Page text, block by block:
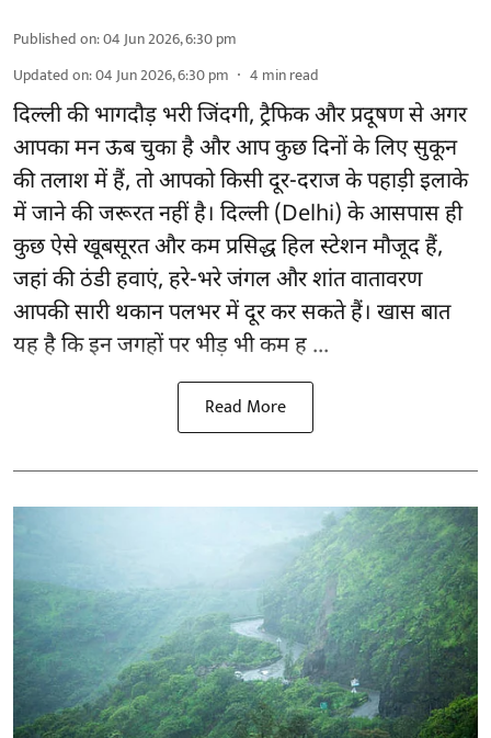
Published on:04 Jun 2026, 6:30 pm
Updated on:04 Jun 2026, 6:30 pm 4 min read
दिल्ली की भागदौड़ भरी जिंदगी, ट्रैफिक और प्रदूषण से अगर
आपका मन ऊब चुका है और आप कुछ दिनों के लिए सुकून
की तलाश में हैं, तो आपको किसी दूर-दराज के पहाड़ी इलाके
में जाने की जरूरत नहीं है। दिल्ली (Delhi) के आसपास ही
कुछ ऐसे खूबसूरत और कम प्रसिद्ध हिल स्टेशन मौजूद हैं,
जहां की ठंडी हवाएं, हरे-भरे जंगल और शांत वातावरण
आपकी सारी थकान पलभर में दूर कर सकते हैं। खास बात
यह है कि इन जगहों पर भीड़ भी कम ह ...
Read More